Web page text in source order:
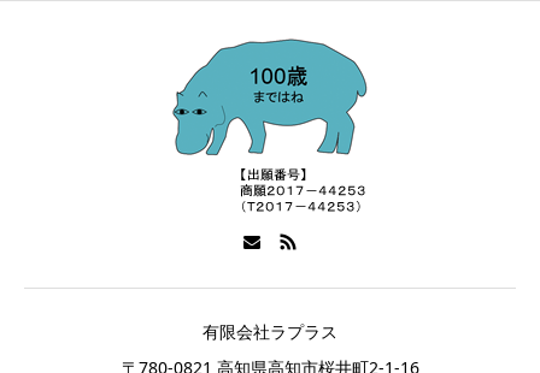
有限会社ラプラス
〒780-0821 高知県高知市桜井町2-1-16